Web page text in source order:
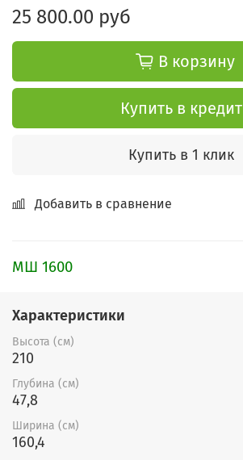
25 800.00 руб
В корзину
Купить в кредит
Купить в 1 клик
Добавить в сравнение
МШ 1600
Характеристики
Высота (см)
210
Глубина (см)
47,8
Ширина (см)
160,4